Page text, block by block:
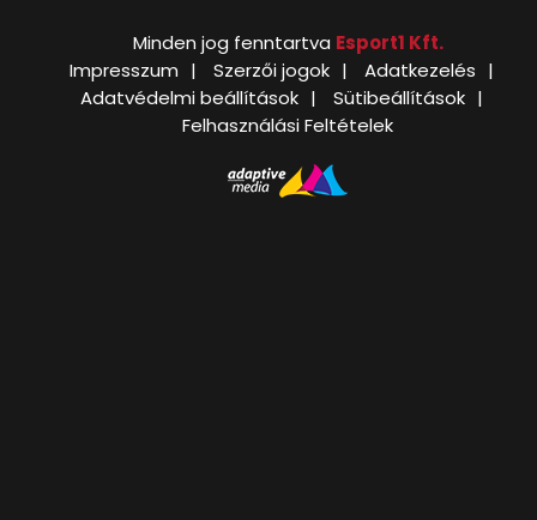
Minden jog fenntartva Esport1 Kft.
Impresszum
Szerzői jogok
Adatkezelés
Adatvédelmi beállítások
Sütibeállítások
Felhasználási Feltételek